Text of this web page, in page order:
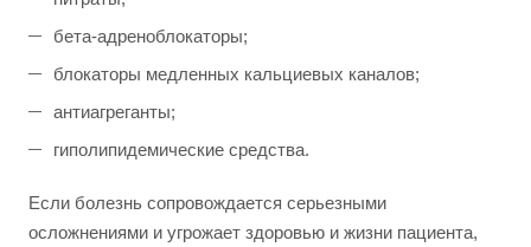
бета-адреноблокаторы;
блокаторы медленных кальциевых каналов;
антиагреганты;
гиполипидемические средства.
Если болезнь сопровождается серьезными
осложнениями и угрожает здоровью и жизни пациента,